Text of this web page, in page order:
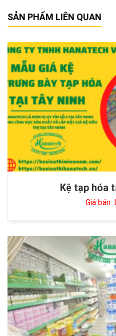
SẢN PHẨM LIÊN QUAN
Kệ tạp hóa
Giá bán: